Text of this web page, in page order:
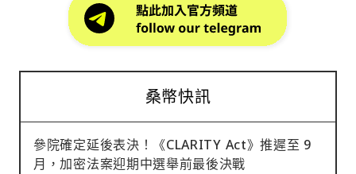
桑幣快訊
參院確定延後表決！《CLARITY Act》推遲至 9
月，加密法案迎期中選舉前最後決戰